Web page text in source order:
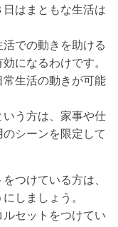
はまともな生活は
での動きを助ける
になるわけです。
生活の動きが可能
う方は、家事や仕
シーンを限定して
つけている方は、
しましょう。
セットをつけてい